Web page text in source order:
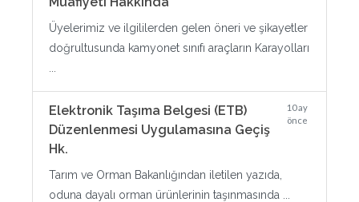
Üyelerimiz ve ilgililerden gelen öneri ve şikayetler
doğrultusunda kamyonet sınıfı araçların Karayolları
Elektronik Taşıma Belgesi (ETB)
Düzenlenmesi Uygulamasına Geçiş
Hk.
10 ay
önce
Tarım ve Orman Bakanlığından iletilen yazıda,
oduna dayalı orman ürünlerinin taşınmasında ...